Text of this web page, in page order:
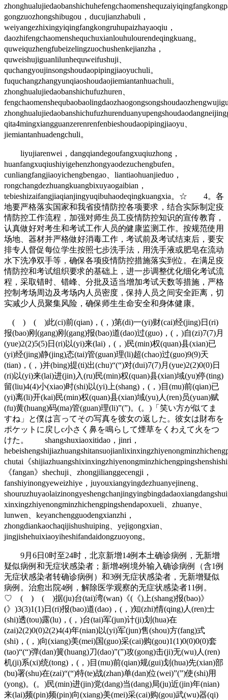
gongzuozhongshibugou，ducujianzhabuli，
weiyangezhixingyiqingfangkongruhupaizhayaoqiu，
daozhifengchaomenshequchuxianlouhulourendeqingkuang。
quweiquzhengfubeizelingzuochushenkejianzha，
quweishujiguanlilunhequweifushuji、
quchangyoujinsongshoudaopipingjiaoyuchuli。
fuquchangzhangyunqiaoshoudaojiemiantanhuachuli。
zhonghualujiedaobanshichufuzhuren、
qita4mingxiangguanzerenrenfenbieshoudaopipingjiaoyu、
jiemiantanhuadengchuli。
liyujiarenwei，dangqiandegoufangxuqiuzhong，
huanfangxuqiushiyigehenzhongyaodezuchengbufen。
cunliangfangjiaoyichengbengao、liantiaohuanjieduo，
rongchangdezhuangkuangbixuyaogaibian，
tebieshizaifangjiaqianjingyuqibuhaodeqingkuangxia。☆ 4。各
地要严格落实国家和我省疫情防控各项要求，结合实际制定疫
情防控工作流程，加强对师生员工疫情防控知识的宣传教育，
认真做好对考生和考试工作人员的健康监测工作。按规范使用
场地、器材并严格做好消毒工作，考试前及考试结束后，要安
排专人督促每位学生按照七步洗手法，用洗手液或肥皂在流动
水下洗净双手等，确保各项疫情防控措施落实到位。在满足疫
情防控和考试组织要求的基础上，进一步调整优化细化考试流
程，采取错时、错峰、分批及适当增加考试天数等措施，严格
控制考场周边及考场内人员密度，保持人员之间安全距离，切
实减少人员聚集风险，确保师生生命安全和身体健康。
( ) ( )此(ci)前(qian)，(，)第(di)一(yi)财(cai)经(jing)日(ri)
报(bao)刚(gang)刚(gang)报(bao)道(dao)过(guo)，(，)自(zi)7(7)月
(yue)2(2)5(5)日(ri)以(yi)来(lai)，(，)民(min)权(quan)县(xian)已
(yi)经(jing)静(jing)态(tai)管(guan)理(li)超(chao)过(guo)9(9)天
(tian)，(，)并(bing)提(ti)出(chu)“(“)对(dui)7(7)月(yue)2(2)0(0)日
(ri)以(yi)来(lai)进(jin)入(ru)民(min)权(quan)县(xian)域(yu)停(ting)
留(liu)4(4)小(xiao)时(shi)以(yi)上(shang)，(，)目(mu)前(qian)已
(yi)离(li)开(kai)民(min)权(quan)县(xian)域(yu)人(ren)员(yuan)赋
(fu)黄(huang)码(ma)管(guan)理(li)”(”)。(。)「笑い方が似てま
すね」と僕は言ってその写真を彼女の返した。彼女は財布を
ポケットに戻しc小さく鼻を鳴らして煙草をくわえて火をつ
けた。 shangshuxiaoxitidao，jinri，
chutai《
《fangan》shechuji、zhongjilianggecengji，
fanshiyinongyeweizhiye，juyouxiangyingdezhuanyejineng、
xinxingzhiyenongminzhichengpingshendapoxueli、zhuanye、
lunwen、keyanchengguodengxianzhi，
zhongdiankaochaqijishushuiping、yejigongxian、
jingjishehuixiaoyiheshifandaidongzuoyong。
9月6日0时至24时，北京新增14例本土确诊病例，无新增
疑似病例和无症状感染者；新增4例境外输入确诊病例（含1例
无症状感染者转确诊病例）和3例无症状感染者，无新增疑似
病例。治愈出院4例，解除医学观察的无症状感染者11例。
♡ ( ) ( )据(ju)台(tai)湾(wan)《(《)上(shang)报(bao)》
(》)3(3)1(1)日(ri)报(bao)道(dao)，(，)知(zhi)情(qing)人(ren)士
(shi)透(tou)露(lu)，(，)台(tai)军(jun)计(ji)划(hua)在
(zai)2(2)0(0)2(2)4(4)年(nian)以(yi)军(jun)售(shou)方(fang)式
(shi)，(，)向(xiang)美(mei)国(guo)采(cai)购(gou)1(1)0(0)0(0)套
(tao)“(“)弹(dan)簧(huang)刀(dao)”(”)攻(gong)击(ji)无(wu)人(ren)
机(ji)系(xi)统(tong)，(，)目(mu)前(qian)规(gui)划(hua)先(xian)部
(bu)署(shu)在(zai)“(“)特(te)战(zhan)单(dan)位(wei)”(”)使(shi)用
(yong)。(。)民(min)进(jin)党(dang)当(dang)局(ju)近(jin)年(nian)
来(lai)频(pin)频(pin)向(xiang)美(mei)采(cai)购(gou)武(wu)器(qi)